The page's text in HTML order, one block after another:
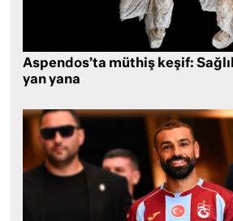
Aspendos’ta müthiş keşif:
yan yana